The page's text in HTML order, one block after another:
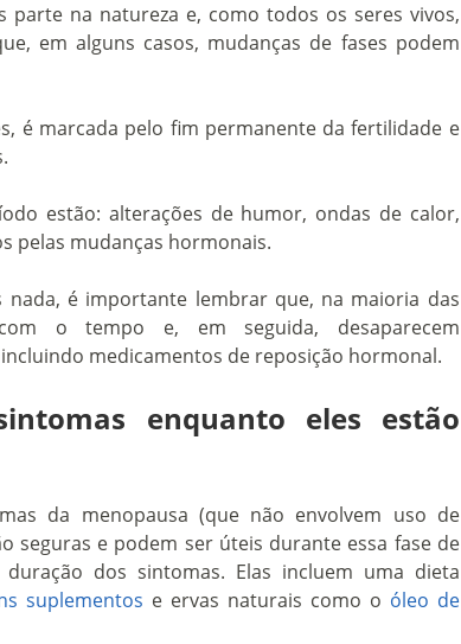
parte na natureza e, como todos os seres vivos,
em alguns casos, mudanças de fases podem
é marcada pelo fim permanente da fertilidade e
estão: alterações de humor, ondas de calor,
pelas mudanças hormonais.
nada, é importante lembrar que, na maioria das
o tempo e, em seguida, desaparecem
medicamentos de reposição hormonal.
enquanto eles estão
da menopausa (que não envolvem uso de
seguras e podem ser úteis durante essa fase de
dos sintomas. Elas incluem uma dieta
suplementos e ervas naturais como o óleo de